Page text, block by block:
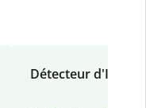
Détecteur d'IA